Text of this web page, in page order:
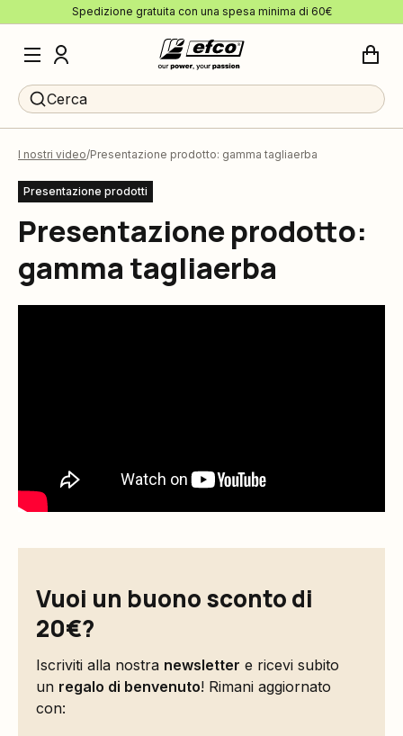
Spedizione gratuita con una spesa minima di 60€
Cerca
I nostri video Presentazione prodotto: gamma tagliaerba
Presentazione prodotti
Presentazione prodotto:
gamma tagliaerba
Vuoi un buono sconto di
20€?
Iscriviti alla nostra newsletter e ricevi subito
un regalo di benvenuto! Rimani aggiornato
con: